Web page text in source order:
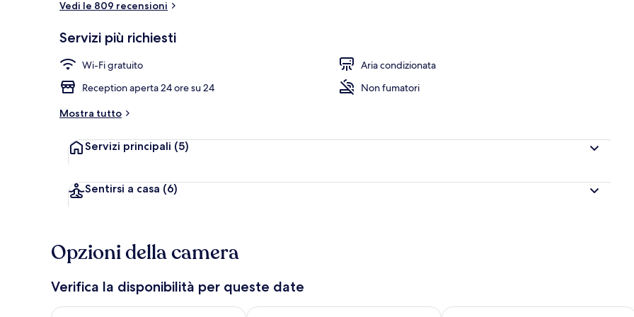
Vedi le 809 recensioni
Servizi più richiesti
Wi-Fi gratuito
Aria condizionata
Reception aperta 24 ore su 24
Non fumatori
Mostra tutto
Servizi principali (5)
Sentirsi a casa (6)
Opzioni della camera
Verifica la disponibilità per queste date
Verifica la disponibilità per questa sera, ago 9 - ago 10Verifica la disponibilità per domani, ago 10 - ago 11Verifica la disponibilità per questo